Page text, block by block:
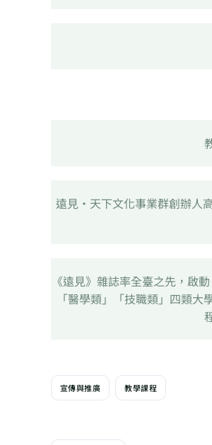
遠見‧天下文化事業群創辦人
《遠見》雜誌率全臺之先，啟
「醫學類」「技職類」四類
宣傳與推廣 教學課程